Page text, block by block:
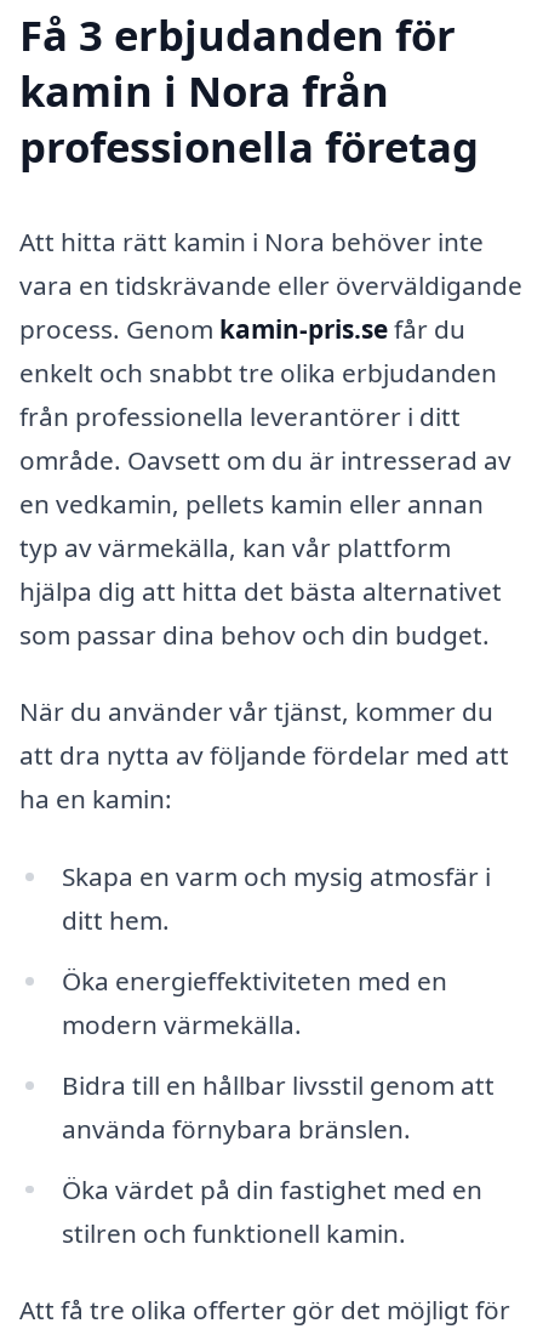
Få 3 erbjudanden för
kamin i Nora från
professionella företag
Att hitta rätt kamin i Nora behöver inte
vara en tidskrävande eller överväldigande
process. Genom kamin-pris.sefår du
enkelt och snabbt tre olika erbjudanden
från professionella leverantörer i ditt
område. Oavsett om du är intresserad av
en vedkamin, pellets kamin eller annan
typ av värmekälla, kan vår plattform
hjälpa dig att hitta det bästa alternativet
som passar dina behov och din budget.
När du använder vår tjänst, kommer du
att dra nytta av följande fördelar med att
ha en kamin:
Skapa en varm och mysig atmosfär i
ditt hem.
Öka energieffektiviteten med en
modern värmekälla.
Bidra till en hållbar livsstil genom att
använda förnybara bränslen.
Öka värdet på din fastighet med en
stilren och funktionell kamin.
Att få tre olika offerter gör det möjligt för